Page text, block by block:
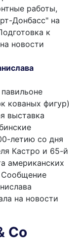
работы,
Донбасс" на
к
новости
кованых фигур)
выставка
летию со дня
Кастро и 65-й
американских
Сообщение
на новости
Co